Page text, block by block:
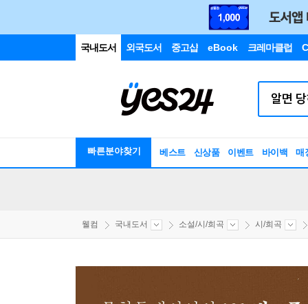
국내도서 외국도서 중고샵 eBook 크레마클럽
빠른분야찾기 베스트 신상품 이벤트 바이백 매
웰컴 국내도서 소설/시/희곡 시/희곡